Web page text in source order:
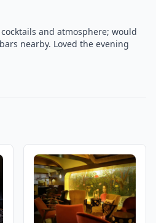
and atmosphere; would
nearby. Loved the evening